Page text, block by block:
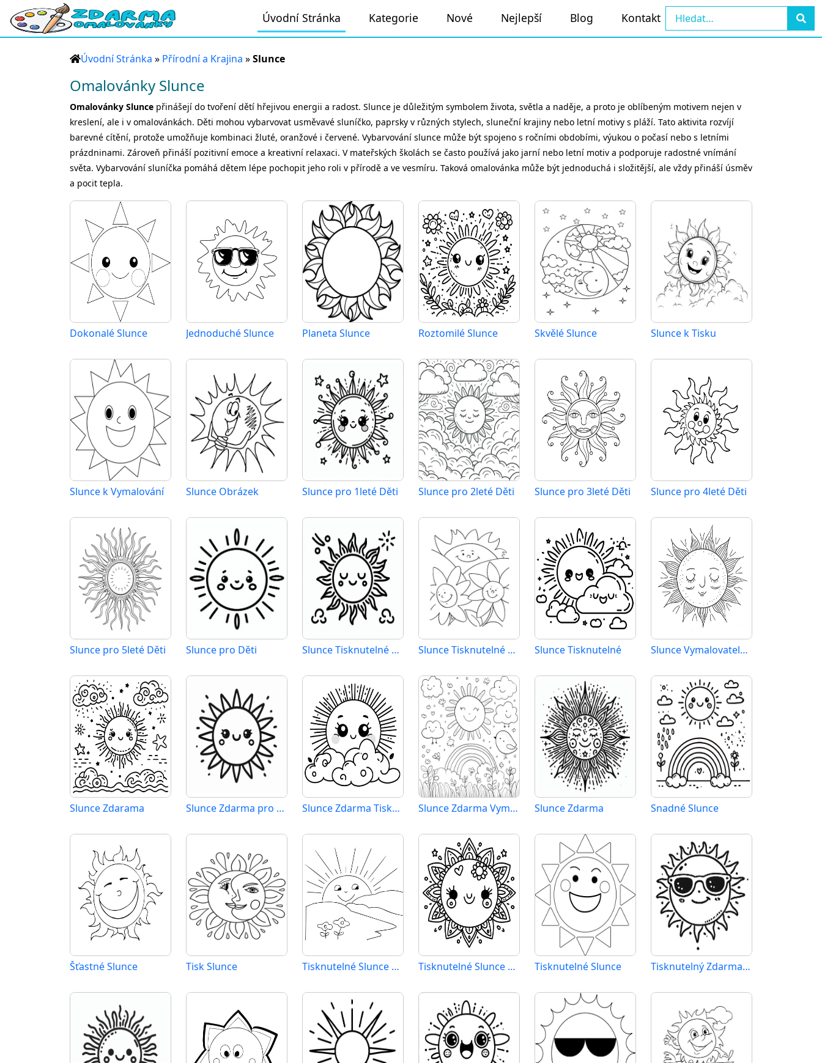
Úvodní Stránka Kategorie Nové Nejlepší Blog Kontakt
Úvodní Stránka » Přírodní a Krajina »Slunce
Omalovánky Slunce
Omalovánky Slunce přinášejí do tvoření dětí hřejivou energii a radost. Slunce je důležitým symbolem života, světla a naděje, a proto je oblíbeným motivem nejen v
kreslení, ale i v omalovánkách. Děti mohou vybarvovat usměvavé sluníčko, paprsky v různých stylech, sluneční krajiny nebo letní motivy s pláží. Tato aktivita rozvíjí
barevné cítění, protože umožňuje kombinaci žluté, oranžové i červené. Vybarvování slunce může být spojeno s ročními obdobími, výukou o počasí nebo s letními
prázdninami. Zároveň přináší pozitivní emoce a kreativní relaxaci. V mateřských školách se často používá jako jarní nebo letní motiv a podporuje radostné vnímání
světa. Vybarvování sluníčka pomáhá dětem lépe pochopit jeho roli v přírodě a ve vesmíru. Taková omalovánka může být jednoduchá i složitější, ale vždy přináší úsměv
a pocit tepla.
Dokonalé Slunce Jednoduché Slunce Planeta Slunce Roztomilé Slunce Skvělé Slunce Slunce k Tisku
Slunce k Vymalování Slunce Obrázek Slunce pro 1leté Děti Slunce pro 2leté Děti Slunce pro 3leté Děti Slunce pro 4leté Děti
Slunce pro 5leté Děti Slunce pro Děti Slunce Tisknutelné pro Děti Slunce Tisknutelné Zdarma Slunce Tisknutelné Slunce Vymalovatelné pro Děti
Slunce Zdarama Slunce Zdarma pro Děti Slunce Zdarma Tisknutelné Slunce Zdarma Vymalovatelné Obrázek Slunce Zdarma Snadné Slunce
Šťastné Slunce Tisk Slunce Tisknutelné Slunce Obrázek pro Děti Tisknutelné Slunce Obrázek Tisknutelné Slunce Tisknutelný Zdarma Slunce